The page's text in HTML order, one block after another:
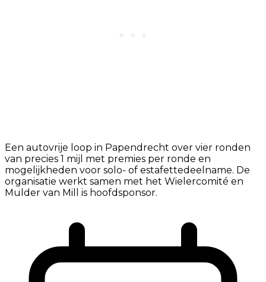
Een autovrije loop in Papendrecht over vier ronden
van precies 1 mijl met premies per ronde en
mogelijkheden voor solo- of estafettedeelname. De
organisatie werkt samen met het Wielercomité en
Mulder van Mill is hoofdsponsor.